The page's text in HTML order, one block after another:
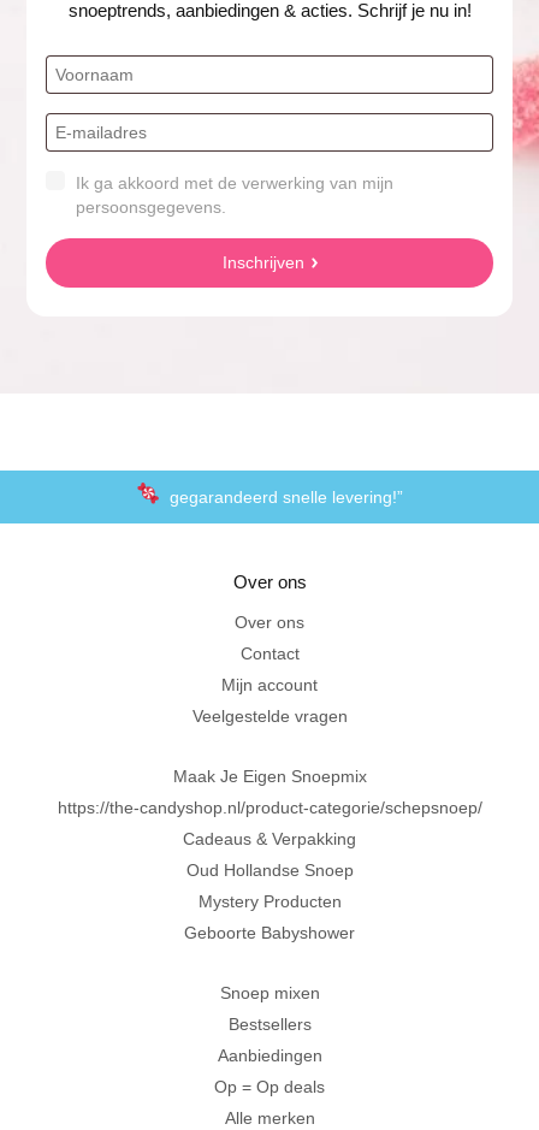
snoeptrends, aanbiedingen & acties. Schrijf je nu in!
Ik ga akkoord met de verwerking van mijn
persoonsgegevens.
Inschrijven
gegarandeerd snelle levering!”
Al 20 jaar in Amersfoort
Over ons
Over ons
Contact
Mijn account
Veelgestelde vragen
Maak Je Eigen Snoepmix
https://the-candyshop.nl/product-categorie/schepsnoep/
Cadeaus & Verpakking
Oud Hollandse Snoep
Mystery Producten
Geboorte Babyshower
Snoep mixen
Bestsellers
Aanbiedingen
Op = Op deals
Alle merken